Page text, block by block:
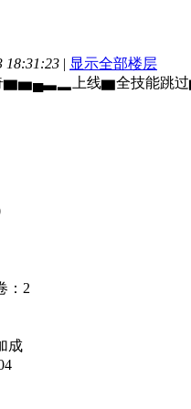
18:31:23 | 显示全部楼层
上线▆全技能跳过▆
：2
成